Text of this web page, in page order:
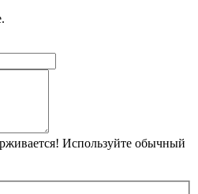
Используйте обычный